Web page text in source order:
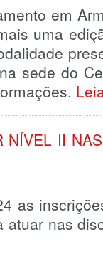
em
uma
sede do
NÍVEL II
as
nas